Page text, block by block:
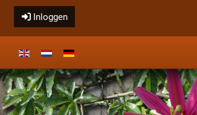
Inloggen
Selecteer de taal